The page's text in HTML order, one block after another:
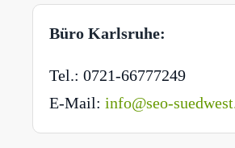
Büro Karlsruhe:
Tel.: 0721-66777249
E-Mail: info@seo-